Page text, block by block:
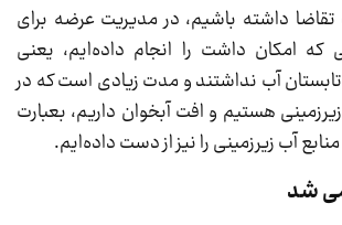
داشته باشیم، در مدیریت عرضه برای
که امکان داشت را انجام داده‌ایم، یعنی
آب نداشتند و مدت زیادی است که در
هستیم و افت آبخوان داریم، بعبارت
آب زیرزمینی را نیز از دست داده‌ایم.
شد